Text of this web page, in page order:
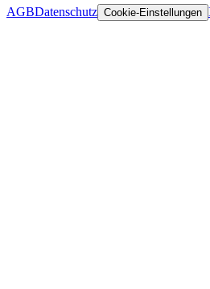
AGBDatenschutz Cookie-Einstellungen